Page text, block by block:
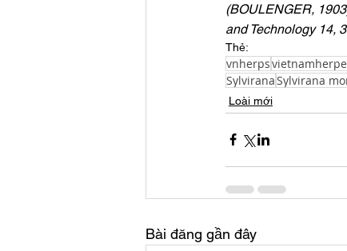
(BOULENGER,
and Technology 14,
Thẻ:
vnherps
SylviranaSylvirana
Loài mới
Bài đăng gần đây